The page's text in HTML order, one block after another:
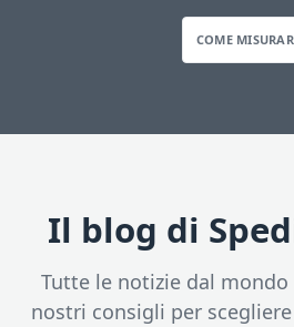
COME
Il blog di
Tutte le notizie dal
nostri consigli per